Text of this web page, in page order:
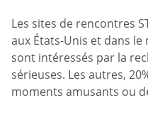
Les sites de rencontres
aux États-Unis et dans
sont intéressés par la
sérieuses. Les autres,
moments amusants ou